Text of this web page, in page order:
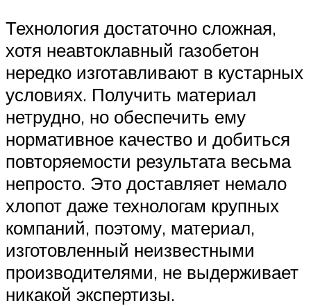
Технология достаточно сложная,
хотя неавтоклавный газобетон
нередко изготавливают в кустарных
условиях. Получить материал
нетрудно, но обеспечить ему
нормативное качество и добиться
повторяемости результата весьма
непросто. Это доставляет немало
хлопот даже технологам крупных
компаний, поэтому, материал,
изготовленный неизвестными
производителями, не выдерживает
никакой экспертизы.